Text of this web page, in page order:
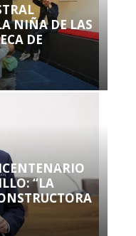
NIÑA DE LAS
DE
“LA